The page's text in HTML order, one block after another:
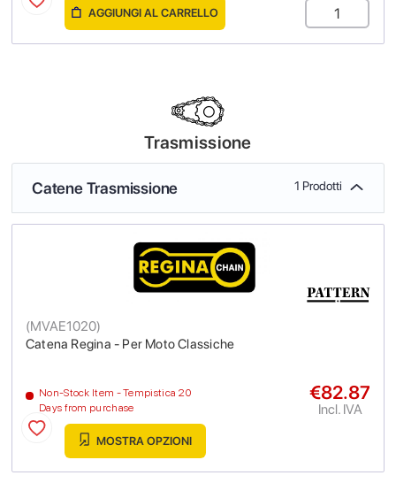
AGGIUNGI AL CARRELLO
Trasmissione
Catene Trasmissione 1 Prodotti
Catena Regina - Per Moto Classiche
(MVAE1020)
Non-Stock Item - Tempistica 20
Days from purchase
€82.87
Incl. IVA
MOSTRA OPZIONI